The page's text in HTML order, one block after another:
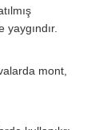
mont,